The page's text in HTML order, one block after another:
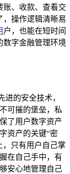
账、收款、查看交
，操作逻辑清晰易
户，也能在短时间
数字金融管理环境
进的安全技术，
可摧的堡垒，私
了用户数字资产
资产的关键“密
，只有用户自己掌
在自己手中，有
安心地管理自己